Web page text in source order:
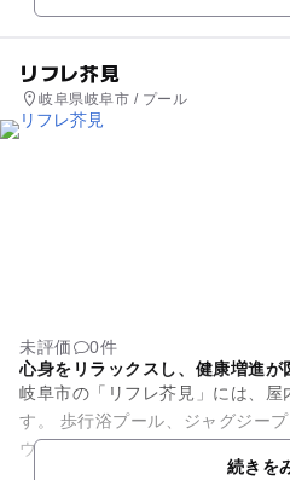
リフレ芥見
岐阜県岐阜市 / プール
未評価
0件
心身をリラックスし、健康増進が
岐阜市の「リフレ芥見」には、屋
す。 歩行浴プール、ジャグジー
ウナ、ミストサウナ、採暖室を
続きを